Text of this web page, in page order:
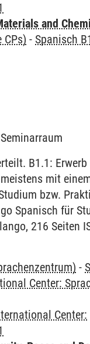
and
CPs) - Spanisch
B1.1: Erwerb
mit
bzw.
Spanisch für
216 Seiten
-
Center:
Center: